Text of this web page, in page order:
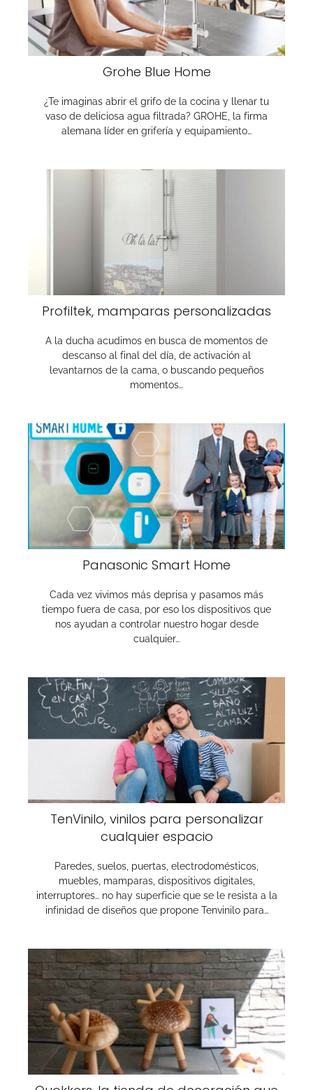
Grohe Blue Home
¿Te imaginas abrir el grifo de la cocina y llenar tu
vaso de deliciosa agua filtrada? GROHE, la firma
alemana líder en grifería y equipamiento…
Profiltek, mamparas personalizadas
A la ducha acudimos en busca de momentos de
descanso al final del día, de activación al
levantarnos de la cama, o buscando pequeños
momentos…
Panasonic Smart Home
Cada vez vivimos más deprisa y pasamos más
tiempo fuera de casa, por eso los dispositivos que
nos ayudan a controlar nuestro hogar desde
cualquier…
TenVinilo, vinilos para personalizar
cualquier espacio
Paredes, suelos, puertas, electrodomésticos,
muebles, mamparas, dispositivos digitales,
interruptores… no hay superficie que se le resista a la
infinidad de diseños que propone Tenvinilo para…